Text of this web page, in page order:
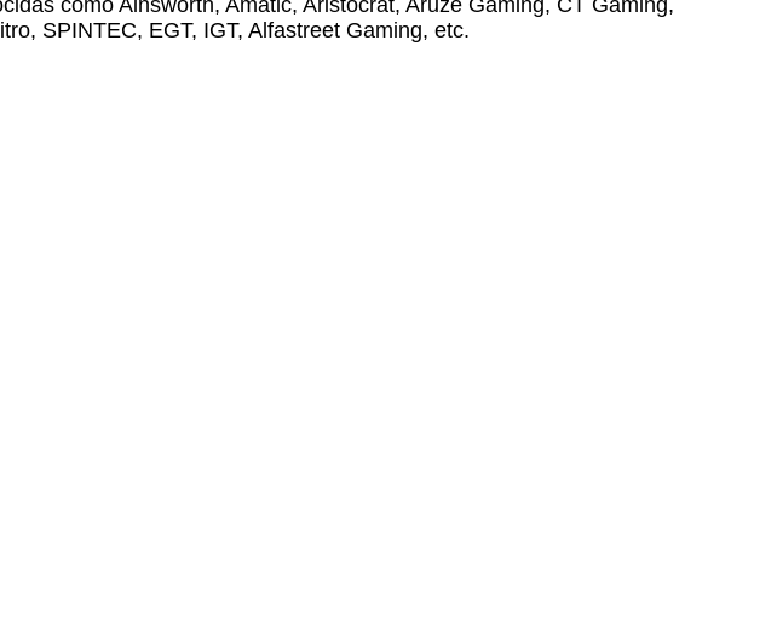
como Ainsworth, Amatic, Aristocrat, Aruze Gaming, CT Gaming,
SPINTEC, EGT, IGT, Alfastreet Gaming, etc.